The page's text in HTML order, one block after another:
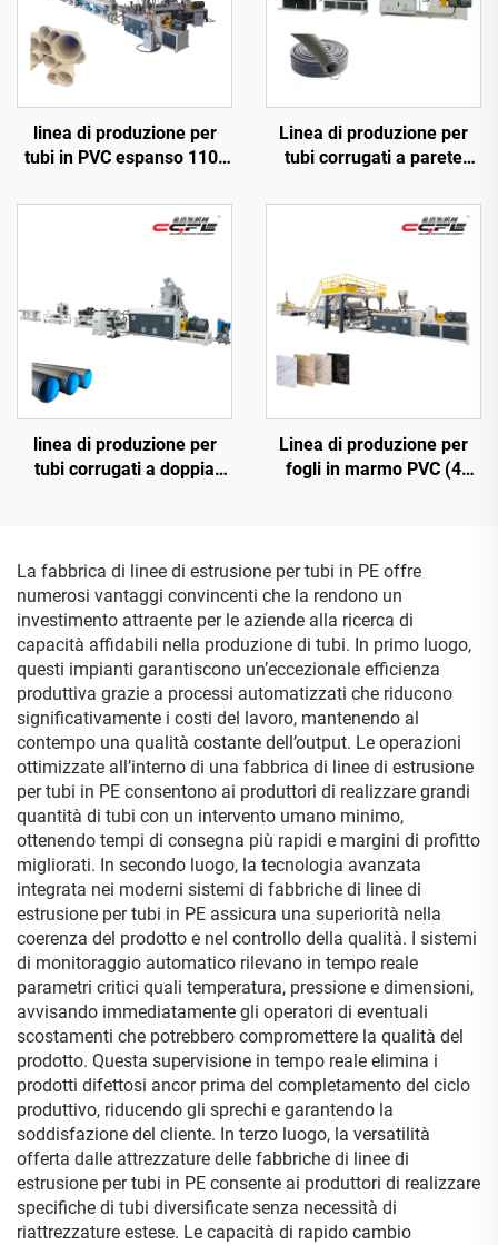
linea di produzione per
tubi in PVC espanso 110-
Linea di produzione per
tubi corrugati a parete
linea di produzione per
tubi corrugati a doppia
Linea di produzione per
fogli in marmo PVC (4
La fabbrica di linee di estrusione per tubi in PE offre
numerosi vantaggi convincenti che la rendono un
investimento attraente per le aziende alla ricerca di
capacità affidabili nella produzione di tubi. In primo luogo,
questi impianti garantiscono un’eccezionale efficienza
produttiva grazie a processi automatizzati che riducono
significativamente i costi del lavoro, mantenendo al
contempo una qualità costante dell’output. Le operazioni
ottimizzate all’interno di una fabbrica di linee di estrusione
per tubi in PE consentono ai produttori di realizzare grandi
quantità di tubi con un intervento umano minimo,
ottenendo tempi di consegna più rapidi e margini di profitto
migliorati. In secondo luogo, la tecnologia avanzata
integrata nei moderni sistemi di fabbriche di linee di
estrusione per tubi in PE assicura una superiorità nella
coerenza del prodotto e nel controllo della qualità. I sistemi
di monitoraggio automatico rilevano in tempo reale
parametri critici quali temperatura, pressione e dimensioni,
avvisando immediatamente gli operatori di eventuali
scostamenti che potrebbero compromettere la qualità del
prodotto. Questa supervisione in tempo reale elimina i
prodotti difettosi ancor prima del completamento del ciclo
produttivo, riducendo gli sprechi e garantendo la
soddisfazione del cliente. In terzo luogo, la versatilità
offerta dalle attrezzature delle fabbriche di linee di
estrusione per tubi in PE consente ai produttori di realizzare
specifiche di tubi diversificate senza necessità di
riattrezzature estese. Le capacità di rapido cambio